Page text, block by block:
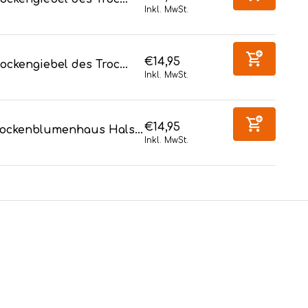
Inkl. MwSt.
des Troc... €14,95
Inkl. MwSt.
Hals...€14,95
Inkl. MwSt.